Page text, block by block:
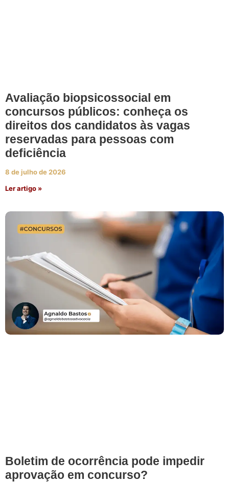
Avaliação biopsicossocial em
concursos públicos: conheça os
direitos dos candidatos às vagas
reservadas para pessoas com
deficiência
8 de julho de 2026
Ler artigo »
Boletim de ocorrência pode impedir
aprovação em concurso?